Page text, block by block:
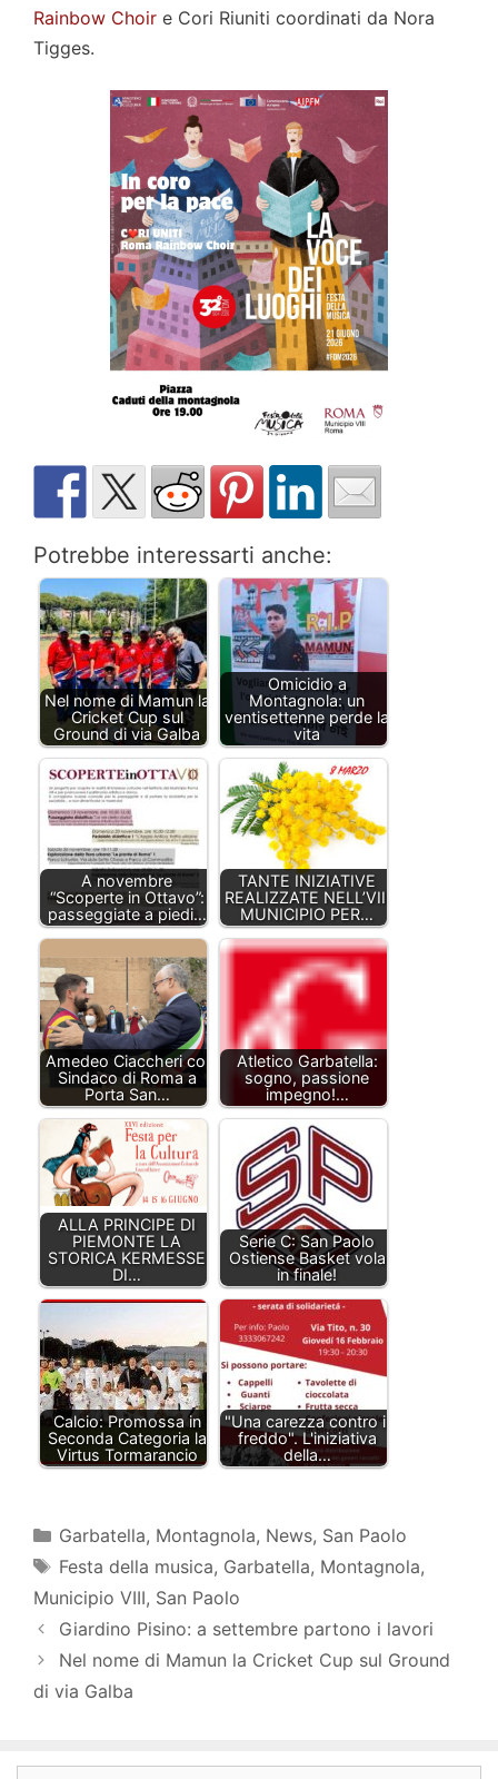
Rainbow Choir e Cori Riuniti coordinati da Nora
Tigges.
Potrebbe interessarti anche:
Nel nome di Mamun la
Cricket Cup sul
Ground di via Galba
Omicidio a
Montagnola: un
ventisettenne perde la
vita
A novembre
“Scoperte in Ottavo”:
passeggiate a piedi…
TANTE INIZIATIVE
REALIZZATE NELL’VIII
MUNICIPIO PER…
Amedeo Ciaccheri col
Sindaco di Roma a
Porta San…
Atletico Garbatella:
sogno, passione
impegno!…
ALLA PRINCIPE DI
PIEMONTE LA
STORICA KERMESSE
DI…
Serie C: San Paolo
Ostiense Basket vola
in finale!
Calcio: Promossa in
Seconda Categoria la
Virtus Tormarancio
"Una carezza contro il
freddo". L'iniziativa
della…
Categorie
Garbatella, Montagnola, News, San Paolo
Tag
Festa della musica, Garbatella, Montagnola,
Municipio VIII, San Paolo
Giardino Pisino: a settembre partono i lavori
Nel nome di Mamun la Cricket Cup sul Ground
di via Galba